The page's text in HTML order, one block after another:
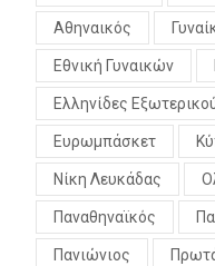
Αθηναικός
Εθνική Γυναικών
Ελληνίδες
Ευρωμπάσκετ
Νίκη Λευκάδας
Παναθηναϊκός
Πανιώνιος